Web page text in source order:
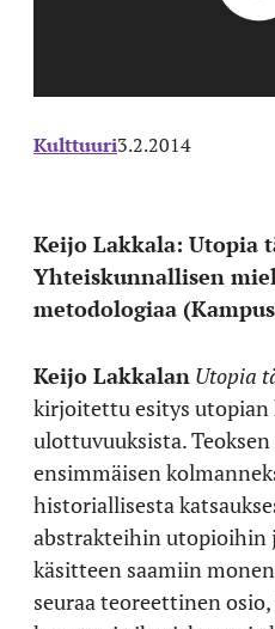
Kulttuuri3.2.2014
Keijo Lakkala: Utopia
Yhteiskunnallisen
metodologiaa
Keijo Lakkalan Utopia
kirjoitettu esitys
ulottuvuuksista.
ensimmäisen
historiallisesta
abstrakteihin utopioihin
käsitteen saamiin
seuraa teoreettinen